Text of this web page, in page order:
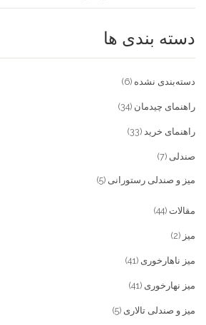
میز و صندلی خانگی
تماس با ما
خدمات
تماس با ما
سوالات متداول
پیش پرداخت
دسته بندی ها
دسته‌بندی نشده (6)
راهنمای چیدمان (34)
راهنمای خرید (33)
صندلی (7)
میز و صندلی رستورانی (5)
مقالات (44)
میز (2)
میز ناهارخوری (41)
میز نهارخوری (41)
میز و صندلی تالاری (5)